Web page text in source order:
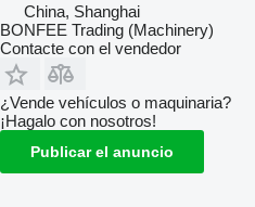
China, Shanghai
BONFEE Trading (Machinery)
Contacte con el vendedor
¿Vende vehículos o maquinaria?
¡Hagalo con nosotros!
Publicar el anuncio